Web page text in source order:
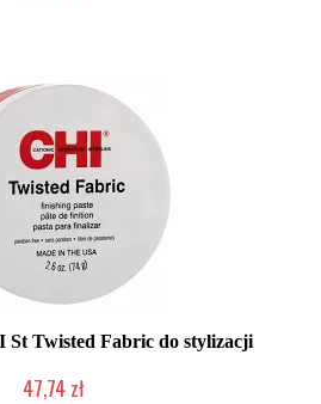
St Twisted Fabric do stylizacji
47,74 zł